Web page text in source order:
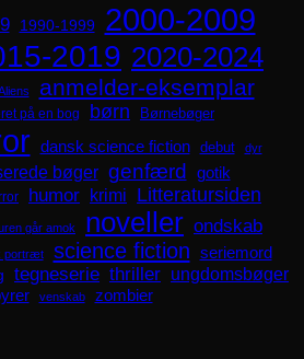
1990-1999 2000-2009
2019 2020-2024
anmelder-eksemplar
på en bog børn Børnebøger
dansk science fiction debut dyr
bøger genfærd
gotik
humor krimi Litteratursiden
går amok noveller ondskab
portræt science fiction seriemord
tegneserie thriller ungdomsbøger
venskab
zombier